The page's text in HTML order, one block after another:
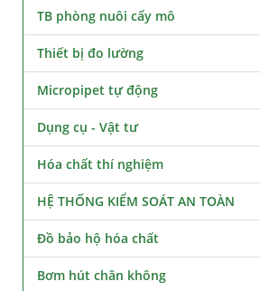
TB phòng nuôi cấy mô
Thiết bị đo lường
Micropipet tự động
Dụng cụ - Vật tư
Hóa chất thí nghiệm
HỆ THỐNG KIỂM SOÁT AN TOÀN
Đồ bảo hộ hóa chất
Bơm hút chân không